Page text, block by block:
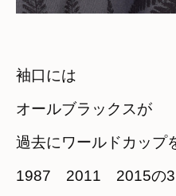
袖口には
オールブラックスが
過去にワールドカップ
1987　2011　2015の